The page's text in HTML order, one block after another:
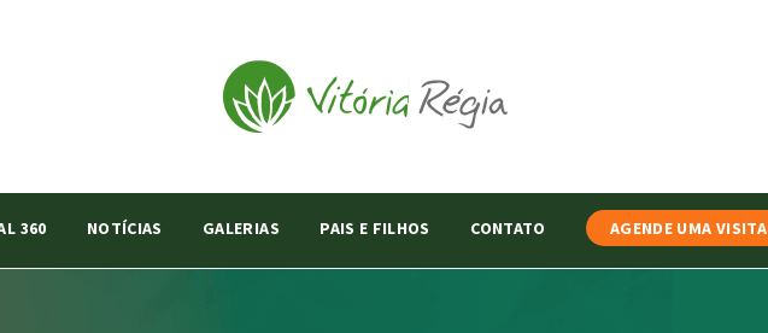
360 NOTÍCIAS GALERIAS PAIS E FILHOS CONTATO AGENDE UMA VISITA